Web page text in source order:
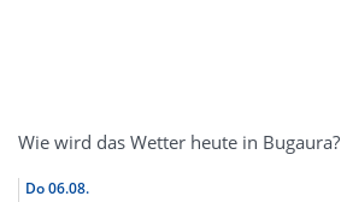
Wie wird das Wetter heute in Bugaura?
Do06.08.